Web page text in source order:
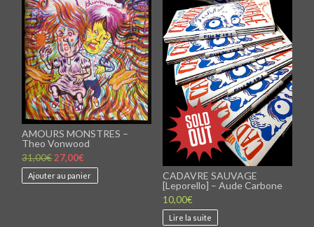
AMOURS MONSTRES –
Theo Vonwood
31,00€Le
prix
initial
était :
27,00€Le
prix
actuel
est :
Ajouter au panier
CADAVRE SAUVAGE
[Leporello] – Aude Carbone
10,00€
Lire la suite